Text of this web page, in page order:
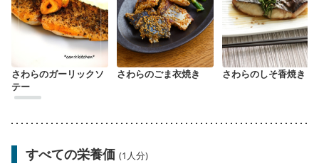
さわらのガーリックソ
テー
さわらのごま衣焼き さわらのしそ香焼き
すべての栄養価 (1人分)